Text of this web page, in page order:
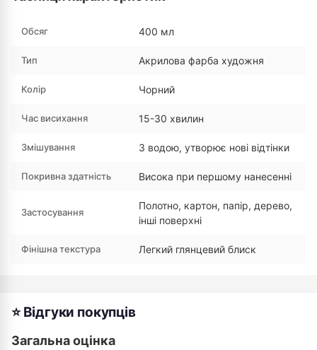
Обсяг 400 мл
Тип Акрилова фарба художня
Колір Чорний
Час висихання 15-30 хвилин
Змішування З водою, утворює нові відтінки
Покривна здатність Висока при першому нанесенні
Застосування
Полотно, картон, папір, дерево,
інші поверхні
Фінішна текстура Легкий глянцевий блиск
⭐ Відгуки покупців
Загальна оцінка